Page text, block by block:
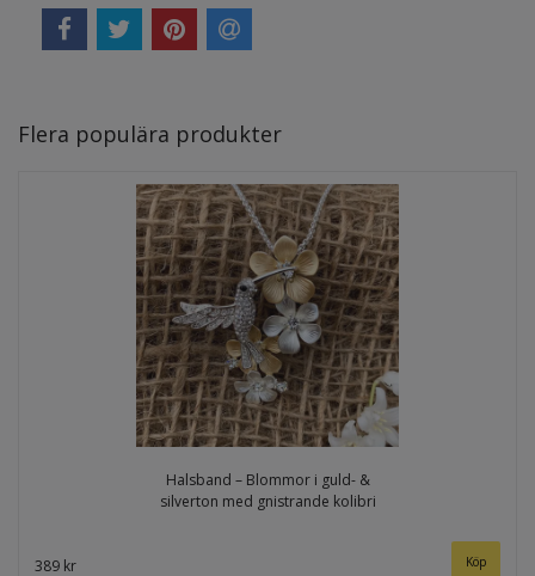
Flera populära produkter
Halsband – Blommor i guld- &
silverton med gnistrande kolibri
389 kr